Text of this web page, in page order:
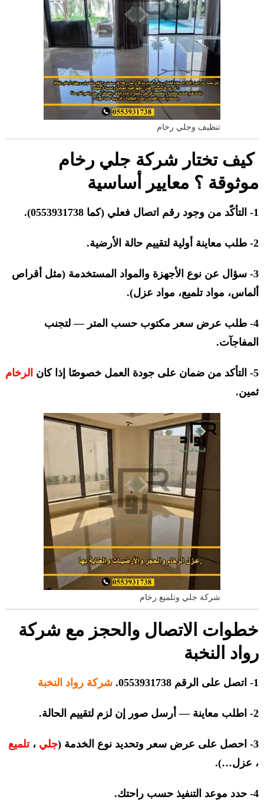
تنظيف وجلي رخام
كيف تختار شركة جلي رخام
موثوقة ؟ معايير أساسية
1- التأكّد من وجود رقم اتصال فعلي (كما 0553931738).
2- طلب معاينة أولية لتقييم حالة الأرضية.
3- سؤال عن نوع الأجهزة والمواد المستخدمة (مثل أقراص
ألماس، مواد تلميع، مواد عزل).
4- طلب عرض سعر مكتوب حسب المتر — لتجنب
المفاجآت.
5- التأكد من ضمان على جودة العمل خصوصًا إذا كان
الرخام
ثمين.
شركة جلي وتلميع رخام
خطوات الاتصال والحجز مع شركة
رواد النخبة
1- اتصل على الرقم ‎0553931738. شركة رواد النخبة
2- اطلب معاينة — أرسل صور إن لزم لتقييم الحالة.
3- احصل على عرض سعر وتحديد نوع الخدمة ( جلي ،تلميع
، عزل…).
4- حدد موعد التنفيذ حسب راحتك.